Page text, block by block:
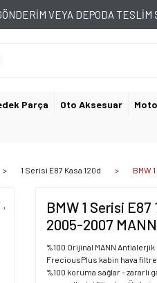
VEYA DEPODA
Parça Oto Aksesuar
1 Serisi E87 Kasa 120d BMW
BMW 1 Serisi
2005-2007 MANN
%100 Orijinal MANN
FreciousPlus kabin hava
%100 koruma sağlar - zararlı